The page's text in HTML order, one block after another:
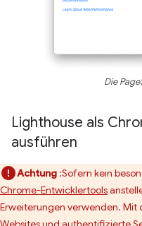
Die
Lighthouse als
ausführen
Achtung :Sofern kein
Chrome-Entwicklertools
Erweiterungen verwenden. Mit